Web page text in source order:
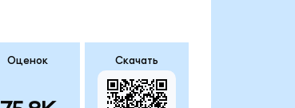
Оценок Скачать